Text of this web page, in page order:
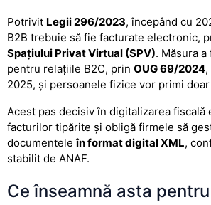
Potrivit Legii 296/2023, începând cu
B2B trebuie să fie facturate electronic,
Spațiului Privat Virtual (SPV). Măsura
pentru relațiile B2C, prin OUG 69/2024
2025, și persoanele fizice vor primi
Acest pas decisiv în digitalizarea fiscală
facturilor tipărite și obligă firmele să
documenteleîn format digital XML,
stabilit de ANAF.
Ce înseamnă asta